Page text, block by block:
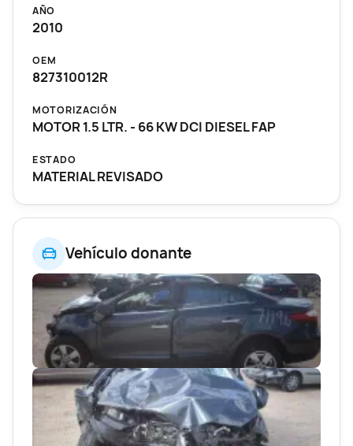
Vehículo donante
AÑO
2010
OEM
827310012R
MOTORIZACIÓN
MOTOR 1.5 LTR. - 66 KW DCI DIESEL FAP
ESTADO
MATERIAL REVISADO